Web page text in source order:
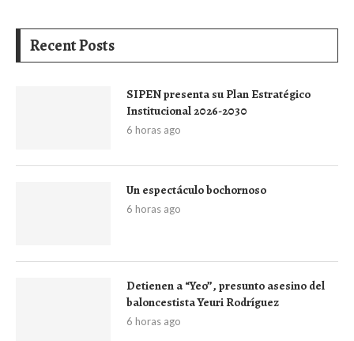
Recent Posts
SIPEN presenta su Plan Estratégico
Institucional 2026-2030
6 horas ago
Un espectáculo bochornoso
6 horas ago
Detienen a “Yeo”, presunto asesino del
baloncestista Yeuri Rodríguez
6 horas ago